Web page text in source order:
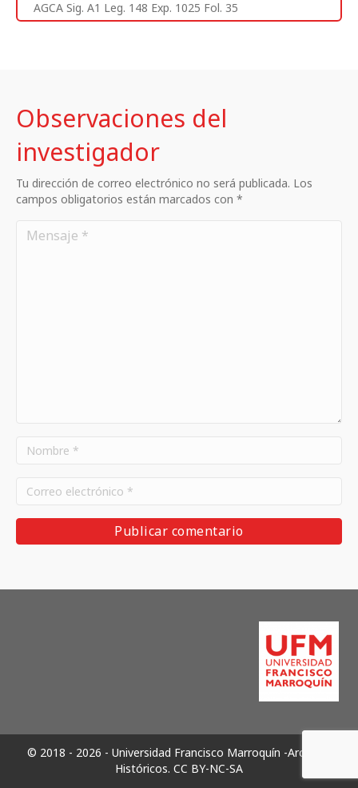
AGCA Sig. A1 Leg. 148 Exp. 1025 Fol. 35
Observaciones del
investigador
Tu dirección de correo electrónico no será publicada. Los
campos obligatorios están marcados con *
© 2018 - 2026 - Universidad Francisco Marroquín -Archivos
Históricos. CC BY-NC-SA